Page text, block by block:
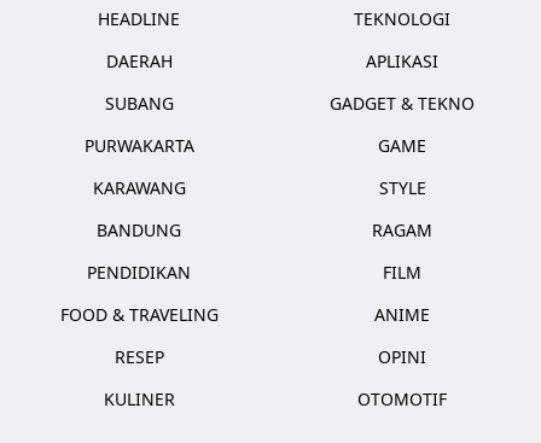
HEADLINE
DAERAH
SUBANG
PURWAKARTA
KARAWANG
BANDUNG
PENDIDIKAN
FOOD & TRAVELING
RESEP
KULINER
TEKNOLOGI
APLIKASI
GADGET & TEKNO
GAME
STYLE
RAGAM
FILM
ANIME
OPINI
OTOMOTIF